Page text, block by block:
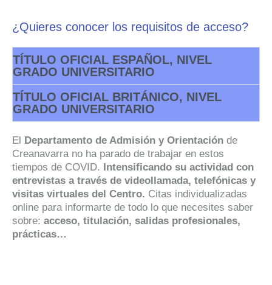
¿Quieres conocer los requisitos de acceso?
TÍTULO OFICIAL ESPAÑOL, NIVEL
GRADO UNIVERSITARIO
TÍTULO OFICIAL BRITÁNICO, NIVEL
GRADO UNIVERSITARIO
El Departamento de Admisión y Orientación de
Creanavarra no ha parado de trabajar en estos
tiempos de COVID.
Intensificando su actividad con
entrevistas a través de videollamada, telefónicas y
visitas virtuales del Centro. Citas individualizadas
online para informarte de todo lo que necesites saber
sobre: acceso, titulación, salidas profesionales,
prácticas…